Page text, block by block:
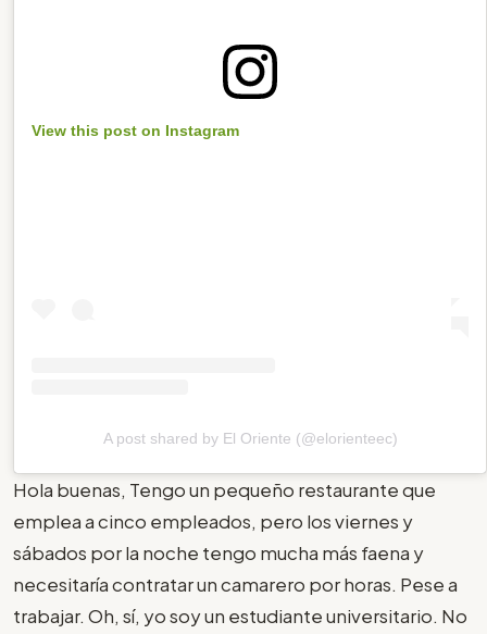
View this post on Instagram
A post shared by El Oriente (@elorienteec)
Hola buenas, Tengo un pequeño restaurante que
emplea a cinco empleados, pero los viernes y
sábados por la noche tengo mucha más faena y
necesitaría contratar un camarero por horas. Pese a
trabajar. Oh, sí, yo soy un estudiante universitario. No